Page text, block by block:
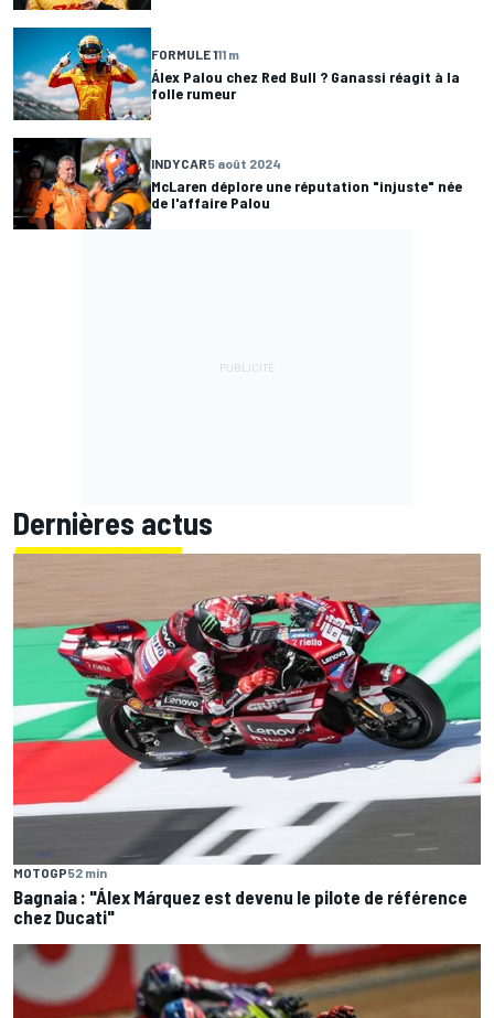
FORMULE 111 m
Álex Palou chez Red Bull ? Ganassi réagit à la
folle rumeur
INDYCAR5 août 2024
McLaren déplore une réputation "injuste" née
de l'affaire Palou
Dernières actus
MOTOGP52 min
Bagnaia : "Álex Márquez est devenu le pilote de référence
chez Ducati"